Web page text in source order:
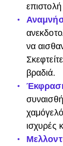
επιστολή
να
βραδιά.
ισχυρές